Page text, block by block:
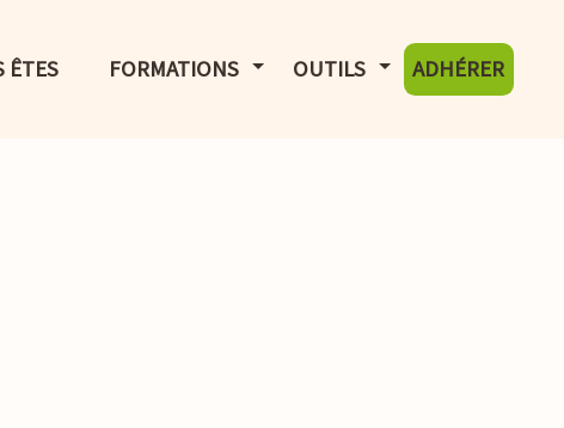
MENU
ÊTES FORMATIONS AFFICHER LE MENU
OUTILS AFFICHER LE MENU
ADHÉRER